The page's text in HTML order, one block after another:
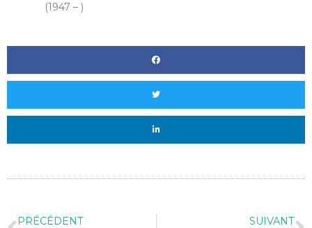
(1947 – )
PRÉCÉDENT SUIVANT